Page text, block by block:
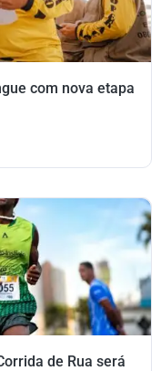
com nova etapa
de Rua será